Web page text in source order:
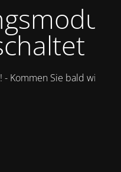
Kommen Sie bald wieder.